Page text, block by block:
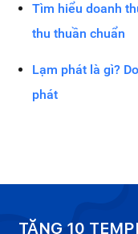
Tìm hiểu doanh
thu thuần chuẩn
Lạm phát là gì?
phát
TẶNG 10